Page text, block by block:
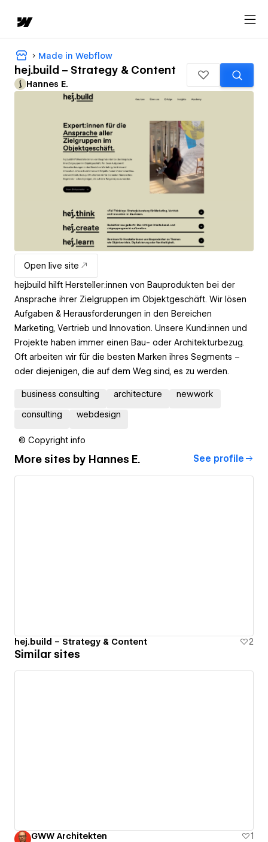
Made in Webflow
hej.build – Strategy & Content
Hannes E.
Open live site
hej.build hilft Hersteller:innen von Bauprodukten bei der
Ansprache ihrer Zielgruppen im Objektgeschäft. Wir lösen
Aufgaben & Herausforderungen in den Bereichen
Marketing, Vertrieb und Innovation. Unsere Kund:innen und
Projekte haben immer einen Bau- oder Architekturbezug.
Oft arbeiten wir für die besten Marken ihres Segments –
oder diejenigen, die auf dem Weg sind, es zu werden.
business consulting architecture newwork
consulting webdesign
© Copyright info
More sites by Hannes E. See profile
hej.build – Strategy & Content 2
Similar sites
GWW Architekten
1